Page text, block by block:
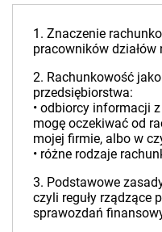
1. Znaczenie
pracowników
2. Rachunkowość
przedsiębiorstwa:
• odbiorcy informacji
mogę oczekiwać od
mojej firmie, albo w
• różne rodzaje
3. Podstawowe
czyli reguły rządzące
sprawozdań